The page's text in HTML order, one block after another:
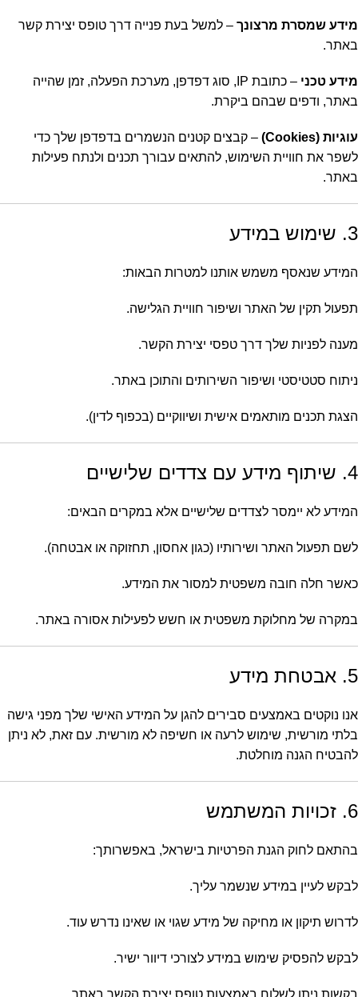
מידע שמסרת מרצונך – למשל בעת פנייה דרך טופס יצירת קשר
באתר.
מידע טכני
– כתובת IP, סוג דפדפן, מערכת הפעלה, זמן שהייה
באתר, ודפים שבהם ביקרת.
עוגיות (Cookies)
– קבצים קטנים הנשמרים בדפדפן שלך כדי
לשפר את חוויית השימוש, להתאים עבורך תכנים ולנתח פעילות
באתר.
3. שימוש במידע
המידע שנאסף משמש אותנו למטרות הבאות:
תפעול תקין של האתר ושיפור חוויית הגלישה.
מענה לפניות שלך דרך טפסי יצירת הקשר.
ניתוח סטטיסטי ושיפור השירותים והתוכן באתר.
הצגת תכנים מותאמים אישית ושיווקיים (בכפוף לדין).
4. שיתוף מידע עם צדדים שלישיים
המידע לא יימסר לצדדים שלישיים אלא במקרים הבאים:
לשם תפעול האתר ושירותיו (כגון אחסון, תחזוקה או אבטחה).
כאשר חלה חובה משפטית למסור את המידע.
במקרה של מחלוקת משפטית או חשש לפעילות אסורה באתר.
5. אבטחת מידע
אנו נוקטים באמצעים סבירים להגן על המידע האישי שלך מפני גישה
בלתי מורשית, שימוש לרעה או חשיפה לא מורשית. עם זאת, לא ניתן
להבטיח הגנה מוחלטת.
6. זכויות המשתמש
בהתאם לחוק הגנת הפרטיות בישראל, באפשרותך:
לבקש לעיין במידע שנשמר עליך.
לדרוש תיקון או מחיקה של מידע שגוי או שאינו נדרש עוד.
לבקש להפסיק שימוש במידע לצורכי דיוור ישיר.
בקשות ניתן לשלוח באמצעות טופס יצירת הקשר באתר.